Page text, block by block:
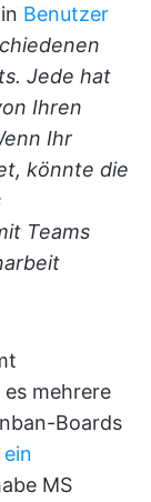
Benutzer
Jede hat
Ihren
Ihr
könnte die
Teams
mehrere
Boards
ein
MS